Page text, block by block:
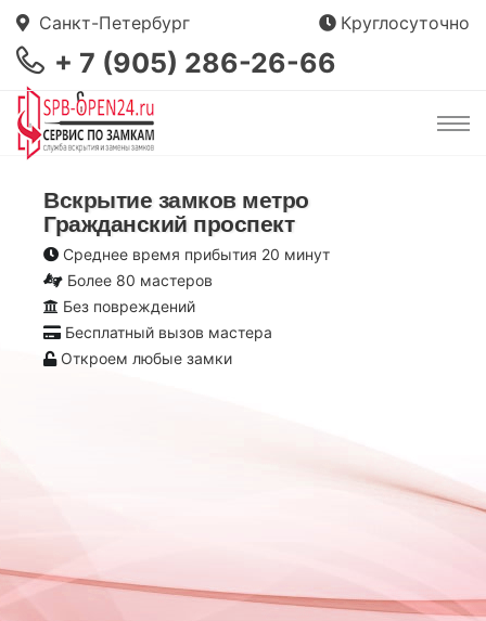
Санкт-Петербург Круглосуточно
+ 7 (905) 286-26-66
Вскрытие замков метро
Гражданский проспект
Среднее время прибытия 20 минут
Более 80 мастеров
Без повреждений
Бесплатный вызов мастера
Откроем любые замки